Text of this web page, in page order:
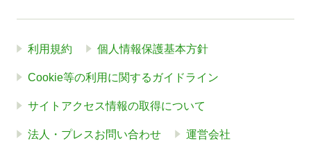
利用規約 個人情報保護基本方針
Cookie等の利用に関するガイドライン
サイトアクセス情報の取得について
法人・プレスお問い合わせ 運営会社